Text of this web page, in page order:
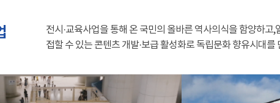
전시·교육사업을 통해 온 국민의 올바른 역사의식을 함양하고
접할 수 있는 콘텐츠 개발·보급 활성화로 독립문화 향유시대를